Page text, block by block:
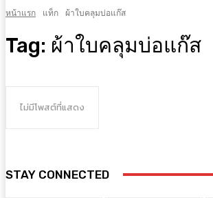
หน้าแรก แท็ก ผ้าใบคลุมบ่อแก๊ส
Tag: ผ้าใบคลุมบ่อแก๊ส
ไม่มีโพสต์ที่แสดง
STAY CONNECTED